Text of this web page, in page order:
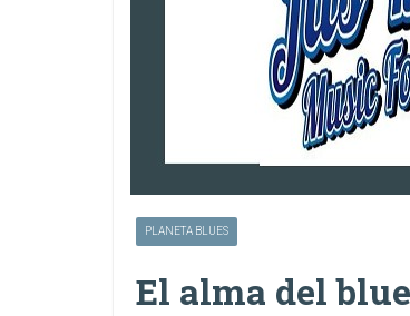
PLANETA BLUES
El alma del